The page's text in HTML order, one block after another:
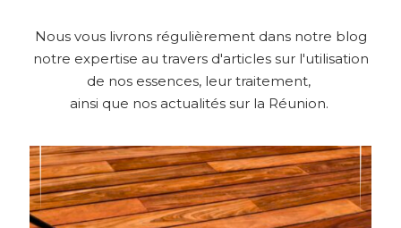
Nous vous livrons régulièrement dans notre blog
notre expertise au travers d'articles sur l'utilisation
de nos essences, leur traitement,
ainsi que nos actualités sur la Réunion.